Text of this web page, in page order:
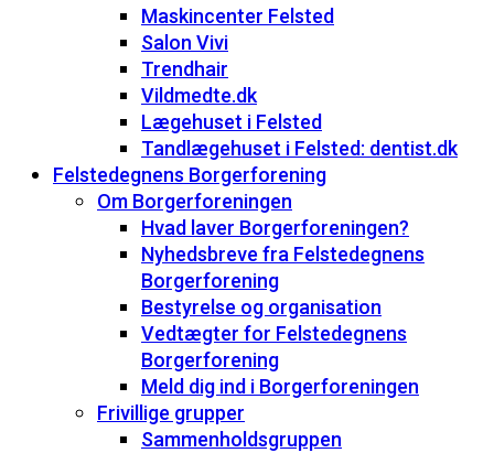
Maskincenter Felsted
Salon Vivi
Trendhair
Vildmedte.dk
Lægehuset i Felsted
Tandlægehuset i Felsted: dentist.dk
Felstedegnens Borgerforening
Om Borgerforeningen
Hvad laver Borgerforeningen?
Nyhedsbreve fra Felstedegnens
Borgerforening
Bestyrelse og organisation
Vedtægter for Felstedegnens
Borgerforening
Meld dig ind i Borgerforeningen
Frivillige grupper
Sammenholdsgruppen